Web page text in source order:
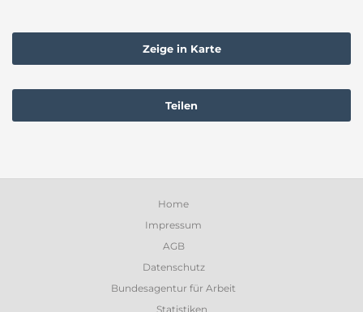
Zeige in Karte
Teilen
Home
Impressum
AGB
Datenschutz
Bundesagentur für Arbeit
Statistiken